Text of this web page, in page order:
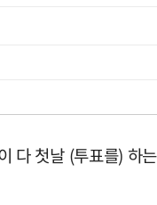
다 첫날 (투표를) 하